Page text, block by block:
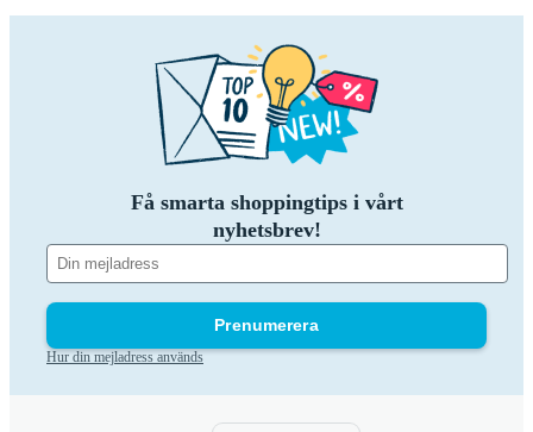
Få smarta shoppingtips i vårt
nyhetsbrev!
Prenumerera
Hur din mejladress används